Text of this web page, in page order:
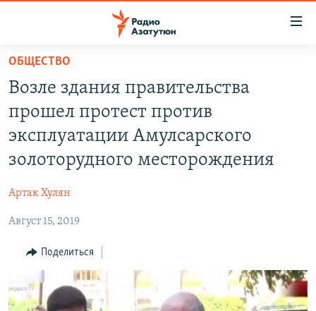
Перейти
основному
содержанию
Перейти
основной
Перейти
ПОЛИТИКА
РЕГИОН
НАГОРНЫЙ КАРАБАХ
КУЛЬТУРА
СПОРТ
АРХИВ
ОБЩЕСТВО
Возле здания правительства
прошел протест против
эксплуатации Амулсарского
золоторудного месторождения
Артак Хулян
Август 15, 2019
Поделиться